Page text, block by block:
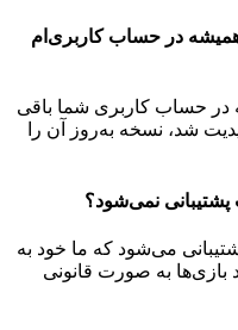
همیشه در حساب‌ کاربری‌ام
در حساب کاربری شما باقی
شد، نسخه به‌روز آن را
نمی‌شود؟
می‌شود که ما خود به
بازی‌ها به صورت قانونی